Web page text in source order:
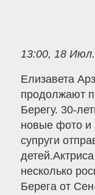
13:00, 18 Июл.
Елизавета
продолжают
Берегу. 30-
новые фото и
супруги
несколько
Берега от